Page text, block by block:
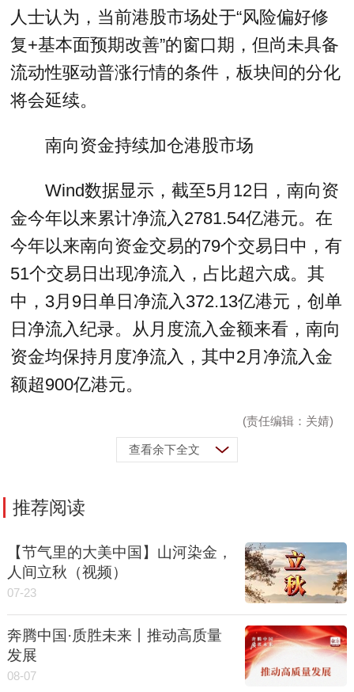
人士认为，当前港股市场处于“风险偏好修
复+基本面预期改善”的窗口期，但尚未具备
流动性驱动普涨行情的条件，板块间的分化
将会延续。
南向资金持续加仓港股市场
Wind数据显示，截至5月12日，南向资
金今年以来累计净流入2781.54亿港元。在
今年以来南向资金交易的79个交易日中，有
51个交易日出现净流入，占比超六成。其
中，3月9日单日净流入372.13亿港元，创单
日净流入纪录。从月度流入金额来看，南向
资金均保持月度净流入，其中2月净流入金
额超900亿港元。
(责任编辑：关婧)
查看余下全文
推荐阅读
【节气里的大美中国】山河染金，
人间立秋（视频）
07-23
奔腾中国·质胜未来丨推动高质量
发展
08-07